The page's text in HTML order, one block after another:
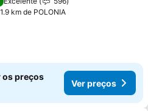
km de POLONIA
os preços
Ver preços